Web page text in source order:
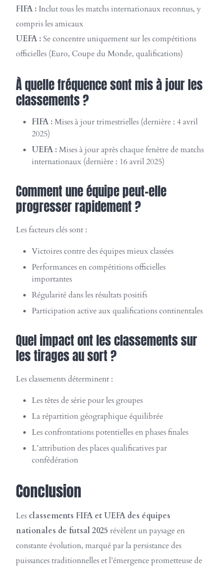
FIFA : Inclut tous les matchs internationaux reconnus, y
compris les amicaux
UEFA : Se concentre uniquement sur les compétitions
officielles (Euro, Coupe du Monde, qualifications)
À quelle fréquence sont mis à jour les
classements ?
FIFA : Mises à jour trimestrielles (dernière : 4 avril
2025)
UEFA : Mises à jour après chaque fenêtre de matchs
internationaux (dernière : 16 avril 2025)
Comment une équipe peut-elle
progresser rapidement ?
Les facteurs clés sont :
Victoires contre des équipes mieux classées
Performances en compétitions officielles
importantes
Régularité dans les résultats positifs
Participation active aux qualifications continentales
Quel impact ont les classements sur
les tirages au sort ?
Les classements déterminent :
Les têtes de série pour les groupes
La répartition géographique équilibrée
Les confrontations potentielles en phases finales
L’attribution des places qualificatives par
confédération
Conclusion
Les classements FIFA et UEFA des équipes
nationales de futsal 2025 révèlent un paysage en
constante évolution, marqué par la persistance des
puissances traditionnelles et l’émergence prometteuse de